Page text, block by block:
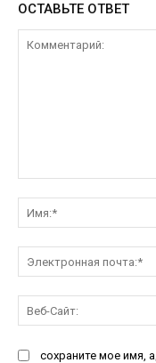
ОСТАВЬТЕ ОТВЕТ
сохраните мое имя,